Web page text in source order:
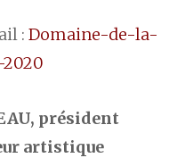
: Domaine-de-la-
2020
président
artistique